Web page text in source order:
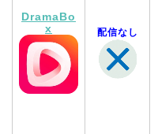
DramaBo
x
配信なし